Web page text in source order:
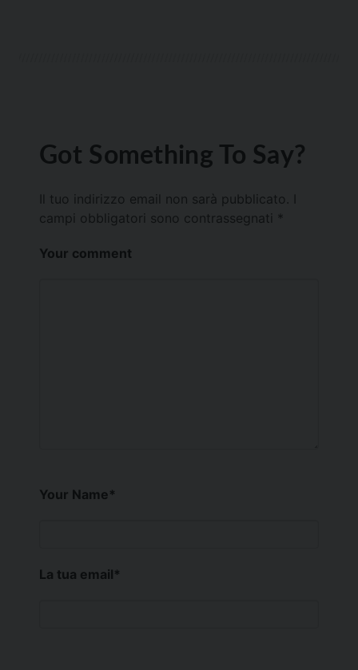
Got Something To Say?
Il tuo indirizzo email non sarà pubblicato.
campi obbligatori sono contrassegnati *
Your comment
Your Name*
La tua email*